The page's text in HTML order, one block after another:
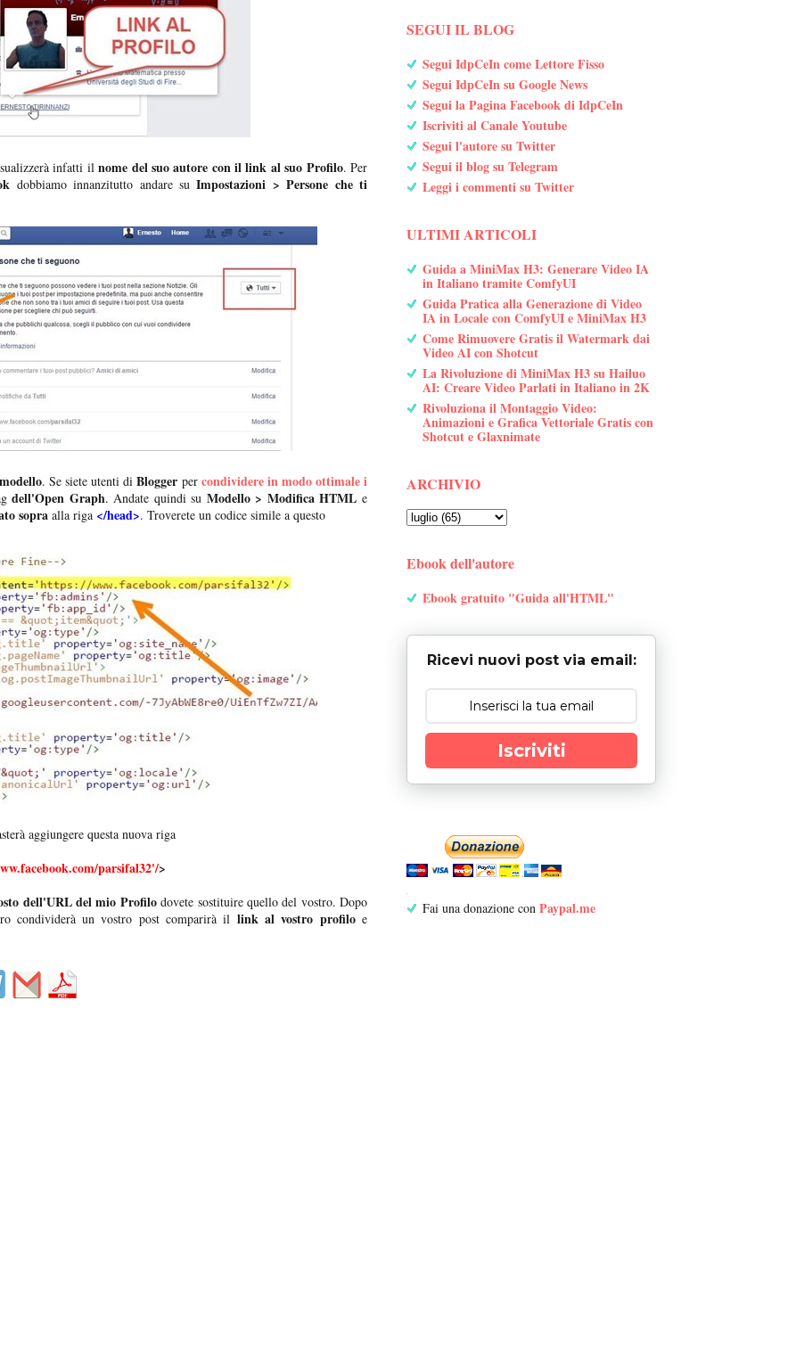
infatti ilnome del suo autore con il link al suo Profilo. Per
dobbiamo innanzitutto andare suImpostazioni > Persone che ti
. Se siete utenti di Blogger per condividere in modo ottimale i
dell'Open Graph. Andate quindi su Modello > Modifica HTML e
sopra alla riga </head>. Troverete un codice simile a questo
aggiungere questa nuova riga
parsifal32'/>
dell'URL del mio Profilodovete sostituire quello del vostro. Dopo
condividerà un vostro post comparirà il link al vostro profiloe
SEGUI IL BLOG
Segui IdpCeIn come Lettore Fisso
Segui IdpCeIn su Google News
Segui la Pagina Facebook di IdpCeIn
Iscriviti al Canale Youtube
Segui l'autore su Twitter
Segui il blog su Telegram
Leggi i commenti su Twitter
ULTIMI ARTICOLI
Guida a MiniMax H3: Generare Video IA
in Italiano tramite ComfyUI
Guida Pratica alla Generazione di Video
IA in Locale con ComfyUI e MiniMax H3
Come Rimuovere Gratis il Watermark dai
Video AI con Shotcut
La Rivoluzione di MiniMax H3 su Hailuo
AI: Creare Video Parlati in Italiano in 2K
Rivoluziona il Montaggio Video:
Animazioni e Grafica Vettoriale Gratis con
Shotcut e Glaxnimate
ARCHIVIO
Ebook dell'autore
Ebook gratuito "Guida all'HTML"
Ricevi nuovi post via email:
Iscriviti
Fai una donazione con Paypal.me